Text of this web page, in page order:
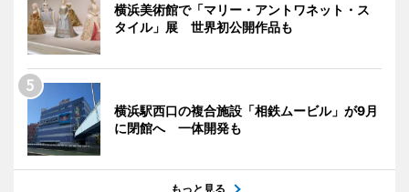
横浜美術館で「マリー・アントワネット・ス
タイル」展 世界初公開作品も
横浜駅西口の複合施設「相鉄ムービル」が9月
に閉館へ 一体開発も
もっと見る